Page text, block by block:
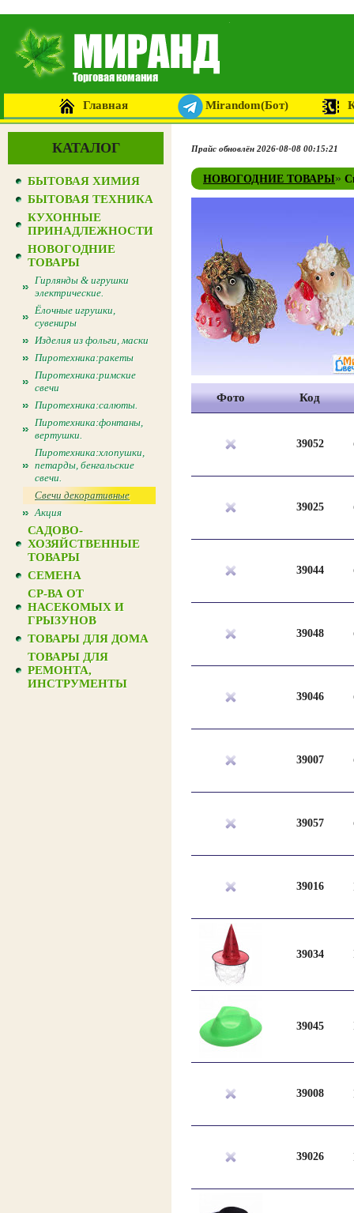
Главная Mirandom(Бот)
КАТАЛОГ
БЫТОВАЯ ХИМИЯ
БЫТОВАЯ ТЕХНИКА
КУХОННЫЕ
ПРИНАДЛЕЖНОСТИ
НОВОГОДНИЕ
ТОВАРЫ
Гирлянды & игрушки
электрические.
Ёлочные игрушки,
сувениры
Изделия из фольги, маски
Пиротехника:ракеты
Пиротехника:римские
свечи
Пиротехника:салюты.
Пиротехника:фонтаны,
вертушки.
Пиротехника:хлопушки,
петарды, бенгальские
свечи.
Свечи декоративные
Акция
САДОВО-
ХОЗЯЙСТВЕННЫЕ
ТОВАРЫ
СЕМЕНА
СР-ВА ОТ
НАСЕКОМЫХ И
ГРЫЗУНОВ
ТОВАРЫ ДЛЯ ДОМА
ТОВАРЫ ДЛЯ
РЕМОНТА,
ИНСТРУМЕНТЫ
Прайс обновлён 2026-08-08 00:15:21
НОВОГОДНИЕ ТОВАРЫ»
Фото Код
39052
39025
39044
39048
39046
39007
39057
39016
39034
39045
39008
39026